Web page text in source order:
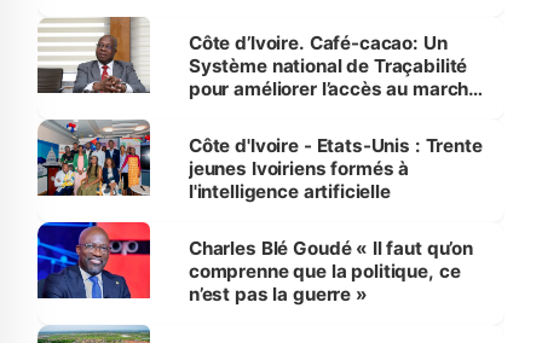
Côte d’Ivoire. Café-cacao: Un
Système national de Traçabilité
pour améliorer l’accès au marché
Côte d'Ivoire - Etats-Unis : Trente
jeunes Ivoiriens formés à
l'intelligence artificielle
Charles Blé Goudé « Il faut qu’on
comprenne que la politique, ce
n’est pas la guerre »